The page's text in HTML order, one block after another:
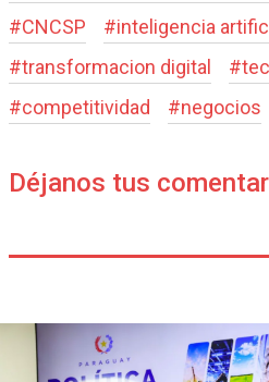
#CNCSP #inteligencia
#transformacion digital #
#competitividad #negocios
Déjanos tus